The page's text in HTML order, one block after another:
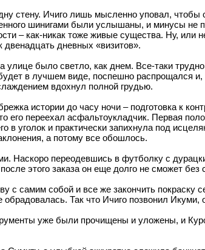
стену. Ичиго лишь мысленно уповал, чтобы
шинигами были услышаны, и минусы не
– как-никак тоже живые существа. Ну,
дневных «визитов».
улице было светло, как днем. Все-таки
в лучшем виде, поспешно распрощался
вдохнул полной грудью.
истории до часу ночи – подготовка к
его переехал асфальтоукладчик. Первая
в уголок и практически запихнула под
а потому все обошлось.
Наскоро переодевшись в футболку с
этого заказа он еще долго не сможет без
с самим собой и все же закончить покраску
Так что Ичиго позвонил
уже были прочищены и уложены, и